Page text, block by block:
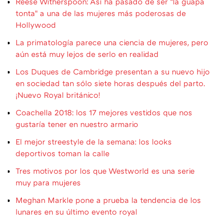
tonta" a una de las mujeres más poderosas de
Hollywood
La primatología parece una ciencia de mujeres, pero
aún está muy lejos de serlo en realidad
Los Duques de Cambridge presentan a su nuevo hijo
en sociedad tan sólo siete horas después del parto.
¡Nuevo Royal británico!
Coachella 2018: los 17 mejores vestidos que nos
gustaría tener en nuestro armario
El mejor streestyle de la semana: los looks
deportivos toman la calle
Tres motivos por los que Westworld es una serie
muy para mujeres
Meghan Markle pone a prueba la tendencia de los
lunares en su último evento royal